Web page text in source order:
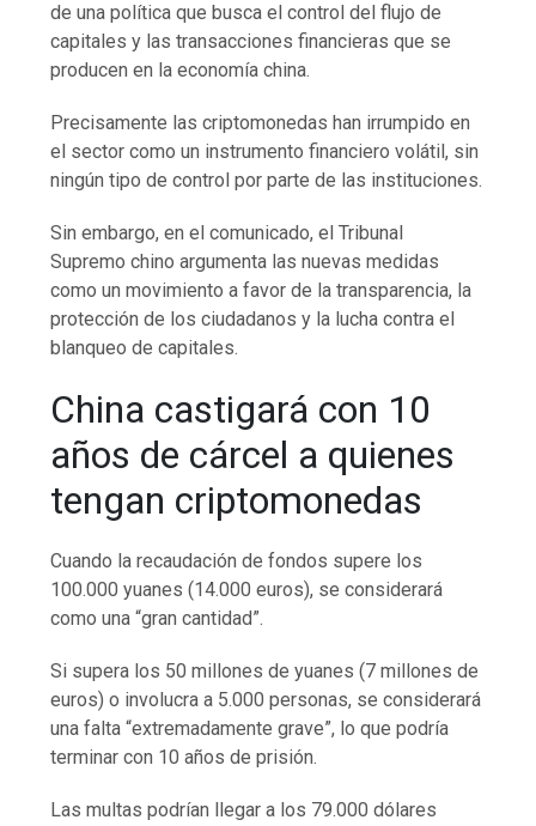
de una política que busca el control del flujo de
capitales y las transacciones financieras que se
producen en la economía china.
Precisamente las criptomonedas han irrumpido en
el sector como un instrumento financiero volátil, sin
ningún tipo de control por parte de las instituciones.
Sin embargo, en el comunicado, el Tribunal
Supremo chino argumenta las nuevas medidas
como un movimiento a favor de la transparencia, la
protección de los ciudadanos y la lucha contra el
blanqueo de capitales.
China castigará con 10
años de cárcel a quienes
tengan criptomonedas
Cuando la recaudación de fondos supere los
100.000 yuanes (14.000 euros), se considerará
como una “gran cantidad”.
Si supera los 50 millones de yuanes (7 millones de
euros) o involucra a 5.000 personas, se considerará
una falta “extremadamente grave”, lo que podría
terminar con 10 años de prisión.
Las multas podrían llegar a los 79.000 dólares